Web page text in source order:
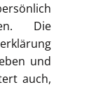
Die
und
auch,